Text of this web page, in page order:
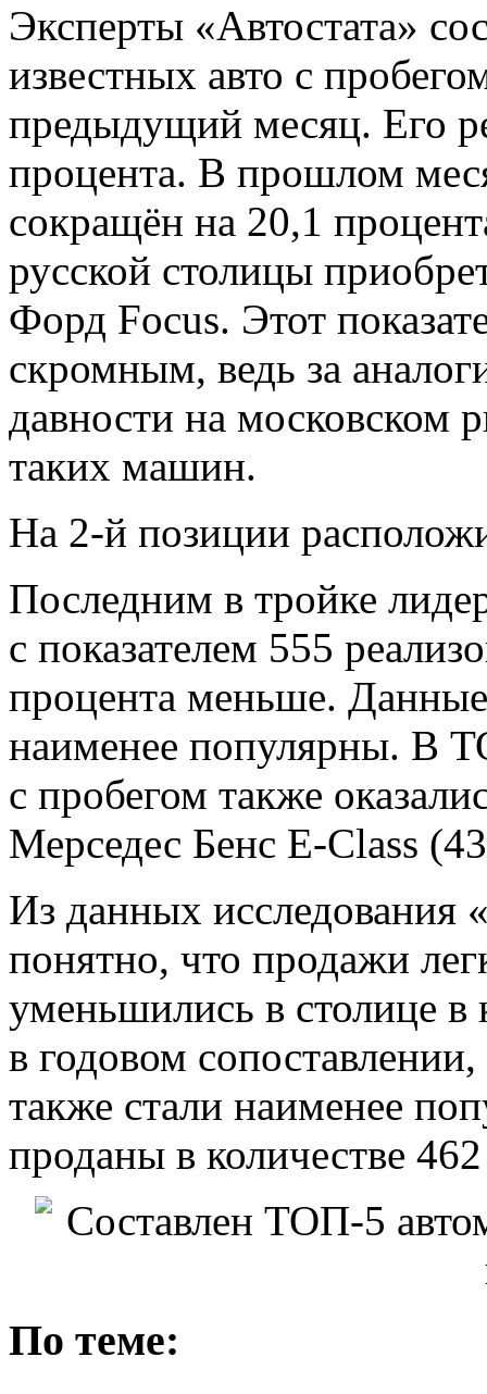
Эксперты «Автостата»
известных авто с
предыдущий месяц. Его
процента. В прошлом
сокращён на 20,1
русской столицы
Форд Focus. Этот
скромным, ведь за
давности на московском
таких машин.
На 2-й позиции
Последним в тройке
с показателем 555
процента меньше.
наименее популярны. В
с пробегом также
Мерседес Бенс E-Class
Из данных исследования
понятно, что продажи
уменьшились в столице в
в годовом
также стали наименее
проданы в количестве
По теме: